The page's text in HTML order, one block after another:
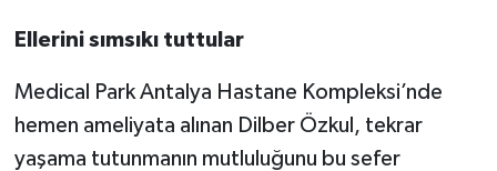
Ellerini sımsıkı tuttular
Medical Park Antalya Hastane Kompleksi’nde
hemen ameliyata alınan Dilber Özkul, tekrar
yaşama tutunmanın mutluluğunu bu sefer